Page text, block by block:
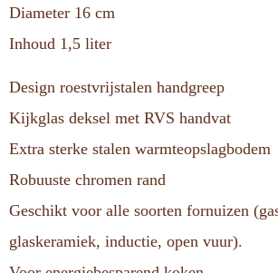
Diameter 16 cm
Inhoud 1,5 liter
Design roestvrijstalen handgreep
Kijkglas deksel met RVS handvat
Extra sterke stalen warmteopslagbodem
Robuuste chromen rand
Geschikt voor alle soorten fornuizen
glaskeramiek, inductie, open vuur).